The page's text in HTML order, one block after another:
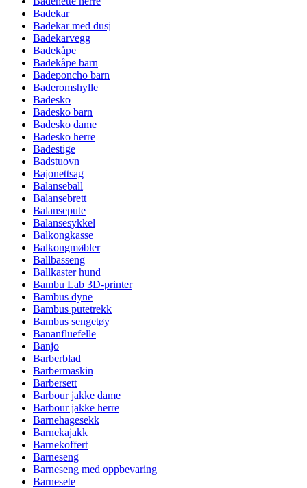
Badekar
Badekar med dusj
Badekarvegg
Badekåpe
Badekåpe barn
Badeponcho barn
Baderomshylle
Badesko
Badesko barn
Badesko dame
Badesko herre
Badestige
Badstuovn
Bajonettsag
Balanseball
Balansebrett
Balansepute
Balansesykkel
Balkongkasse
Balkongmøbler
Ballbasseng
Ballkaster hund
Bambu Lab 3D-printer
Bambus dyne
Bambus putetrekk
Bambus sengetøy
Bananfluefelle
Banjo
Barberblad
Barbermaskin
Barbersett
Barbour jakke dame
Barbour jakke herre
Barnehagesekk
Barnekajakk
Barnekoffert
Barneseng
Barneseng med oppbevaring
Barnesete